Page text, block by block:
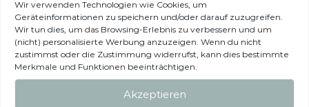
Wir verwenden Technologien wie Cookies, um
Geräteinformationen zu speichern und/oder darauf zuzugreifen.
Wir tun dies, um das Browsing-Erlebnis zu verbessern und um
(nicht) personalisierte Werbung anzuzeigen. Wenn du nicht
zustimmst oder die Zustimmung widerrufst, kann dies bestimmte
Merkmale und Funktionen beeinträchtigen.
Akzeptieren
c
h
e
r
P
r
e
i
s
i
s